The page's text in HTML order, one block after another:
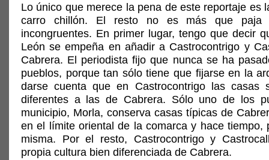
Lo único que merece la pena de este reportaje es
carro chillón. El resto no es más que paja
incongruentes. En primer lugar, tengo que decir
León se empeña en añadir a Castrocontrigo y
Cabrera. El periodista fijo que nunca se ha
pueblos, porque tan sólo tiene que fijarse en la
darse cuenta que en Castrocontrigo las casas
diferentes a las de Cabrera. Sólo uno de los
municipio, Morla, conserva casas típicas de
en el límite oriental de la comarca y hace tiempo,
misma. Por el resto, Castrocontrigo y
propia cultura bien diferenciada de Cabrera.